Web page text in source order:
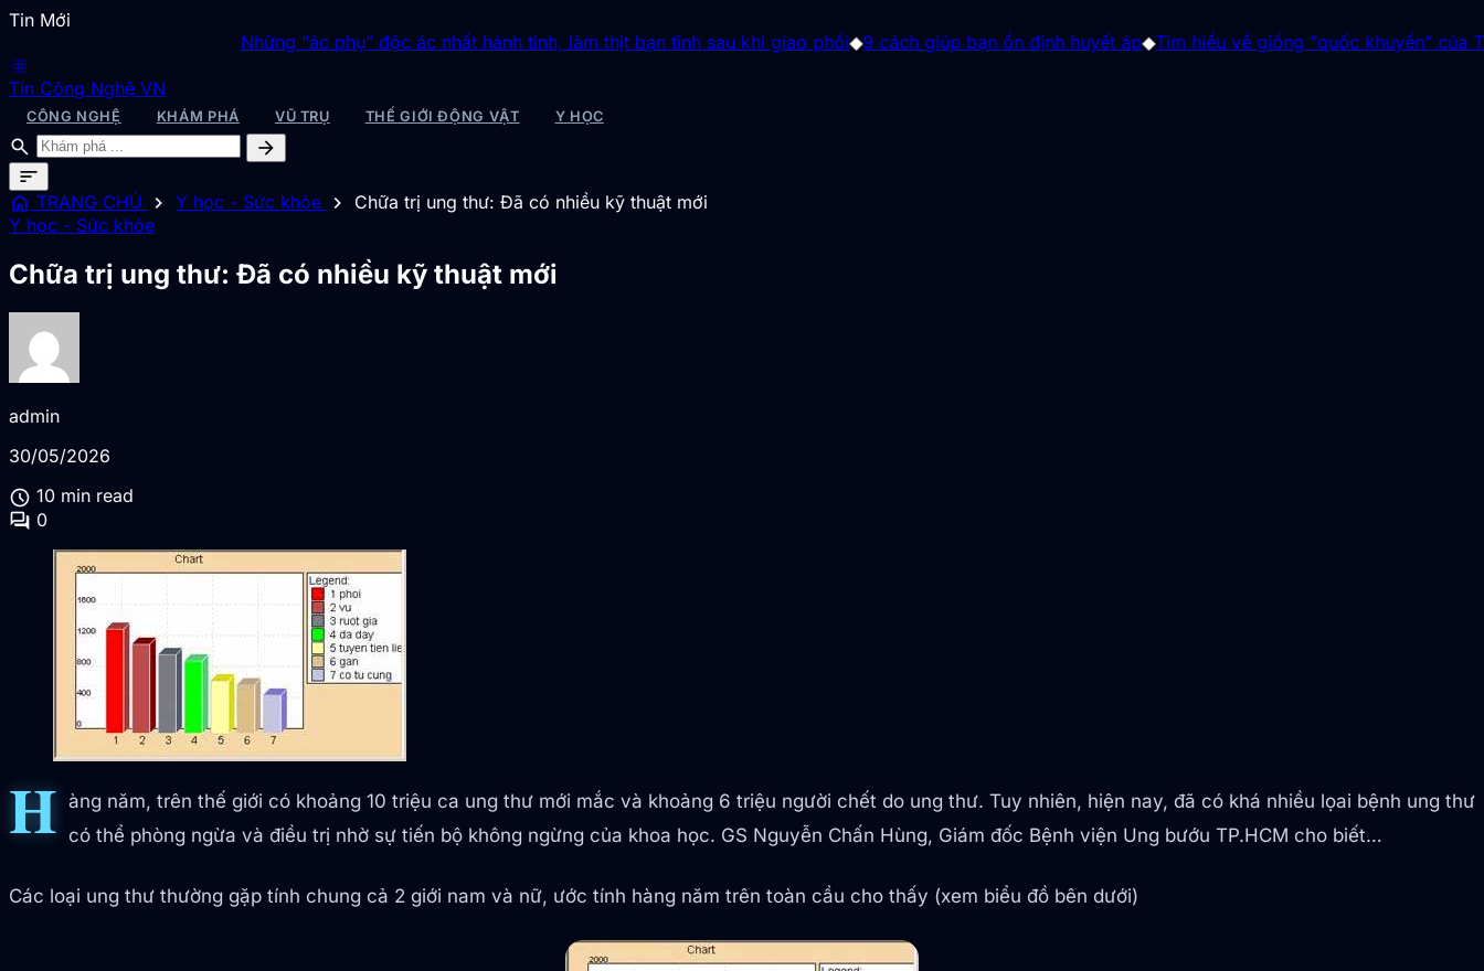
Tin Mới
Những "ác phụ" độc ác nhất hành tinh, làm thịt bạn tình sau khi giao phối◆9 cách giúp bạn ổn định huyết áp ◆Tìm hiểu về giống "quốc khuyển" của Triều Tiên
blur_on
Tin Công Nghệ VN
CÔNG NGHỆ KHÁM PHÁ VŨ TRỤ THẾ GIỚI ĐỘNG VẬT Y HỌC
search
arrow_forward
sort
home TRANG CHỦ chevron_right Y học - Sức khỏe chevron_right
Chữa trị ung thư: Đã có nhiều kỹ thuật mới
Y học - Sức khỏe
Chữa trị ung thư: Đã có nhiều kỹ thuật mới
admin
30/05/2026
schedule 10 min read
forum 0
H àng năm, trên thế giới có khoảng 10 triệu ca ung thư mới mắc và khoảng 6 triệu người chết do ung thư. Tuy nhiên, hiện nay, đã có khá nhiều lọai bệnh ung thư
có thể phòng ngừa và điều trị nhờ sự tiến bộ không ngừng của khoa học. GS Nguyễn Chấn Hùng, Giám đốc Bệnh viện Ung bướu TP.HCM cho biết…
Các loại ung thư thường gặp tính chung cả 2 giới nam và nữ, ước tính hàng năm trên toàn cầu cho thấy (xem biểu đồ bên dưới)